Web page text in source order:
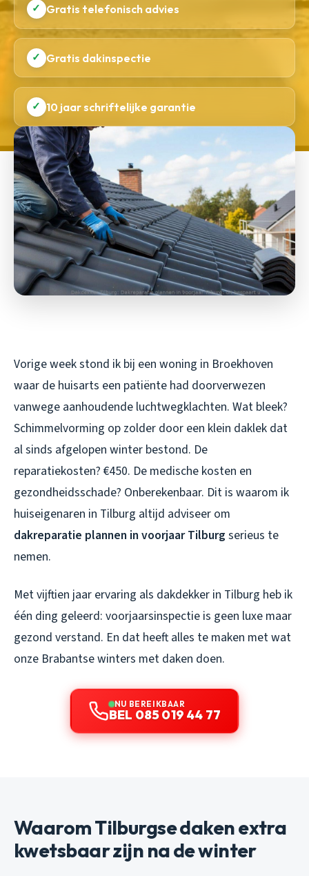
✓ Gratis telefonisch advies
✓ Gratis dakinspectie
✓ 10 jaar schriftelijke garantie
Vorige week stond ik bij een woning in Broekhoven
waar de huisarts een patiënte had doorverwezen
vanwege aanhoudende luchtwegklachten. Wat bleek?
Schimmelvorming op zolder door een klein daklek dat
al sinds afgelopen winter bestond. De
reparatiekosten? €450. De medische kosten en
gezondheidsschade? Onberekenbaar. Dit is waarom ik
huiseigenaren in Tilburg altijd adviseer om
dakreparatie plannen in voorjaar Tilburg serieus te
nemen.
Met vijftien jaar ervaring als dakdekker in Tilburg heb ik
één ding geleerd: voorjaarsinspectie is geen luxe maar
gezond verstand. En dat heeft alles te maken met wat
onze Brabantse winters met daken doen.
NU BEREIKBAAR
BEL 085 019 44 77
Waarom Tilburgse daken extra
kwetsbaar zijn na de winter